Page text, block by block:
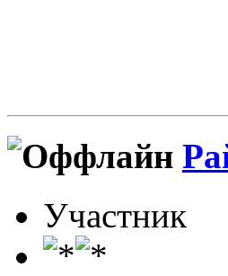
Участник